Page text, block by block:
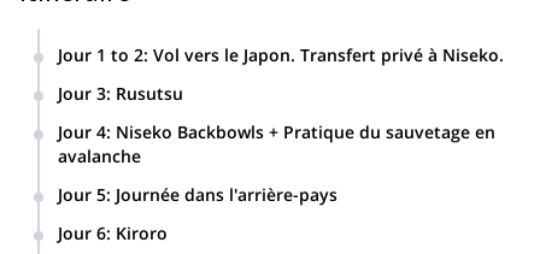
guider et de faire en sorte que vous passiez un moment
inoubliable.
Et si vous recherchez un programme similaire, avec plus de ski
de randonnée et moins de freeride, vous devriez considérer ce
qui suit
programme de voyage en voiture et de ski de
randonnée dans le Hokkaido.
Jour 1 to 2: Vol vers le Japon. Transfert privé à Niseko.
Jour 3: Rusutsu
Jour 4: Niseko Backbowls + Pratique du sauvetage en
avalanche
Jour 5: Journée dans l'arrière-pays
Soirée : Onsen.
Jour 6: Kiroro